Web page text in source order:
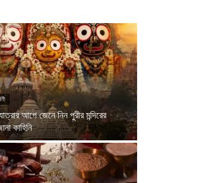
আগে জেনে নিন পুরীর মন্দিরের
কাহিনি